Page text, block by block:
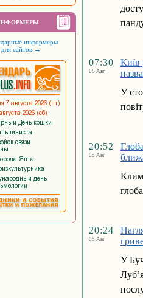
информеры
для сайтов →
07:30
06 Авг
Київ
У
20:52
05 Авг
20:24
05 Авг
У